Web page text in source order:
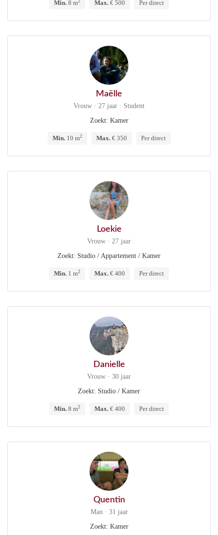
Min. 8 m Max. € 500 Per direct
Maëlle
Vrouw · 27 jaar · Student
Zoekt: Kamer
Min.10 m2 Max.€ 350 Per direct
Loekie
Vrouw · 27 jaar
Zoekt: Studio / Appartement / Kamer
Min. 1 m2 Max. € 400 Per direct
Danielle
Vrouw · 30 jaar
Zoekt: Studio / Kamer
Min. 8 m2 Max. € 400 Per direct
Quentin
Man · 31 jaar
Zoekt: Kamer